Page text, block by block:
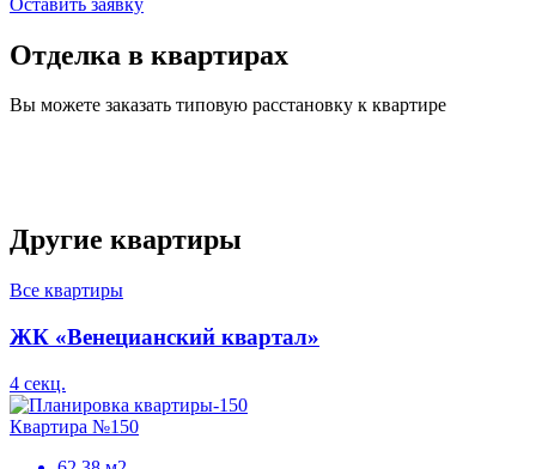
Отделка в квартирах
Вы можете заказать типовую расстановку к квартире
Другие квартиры
Все квартиры
ЖК «Венецианский квартал»
4 секц.
Квартира №150